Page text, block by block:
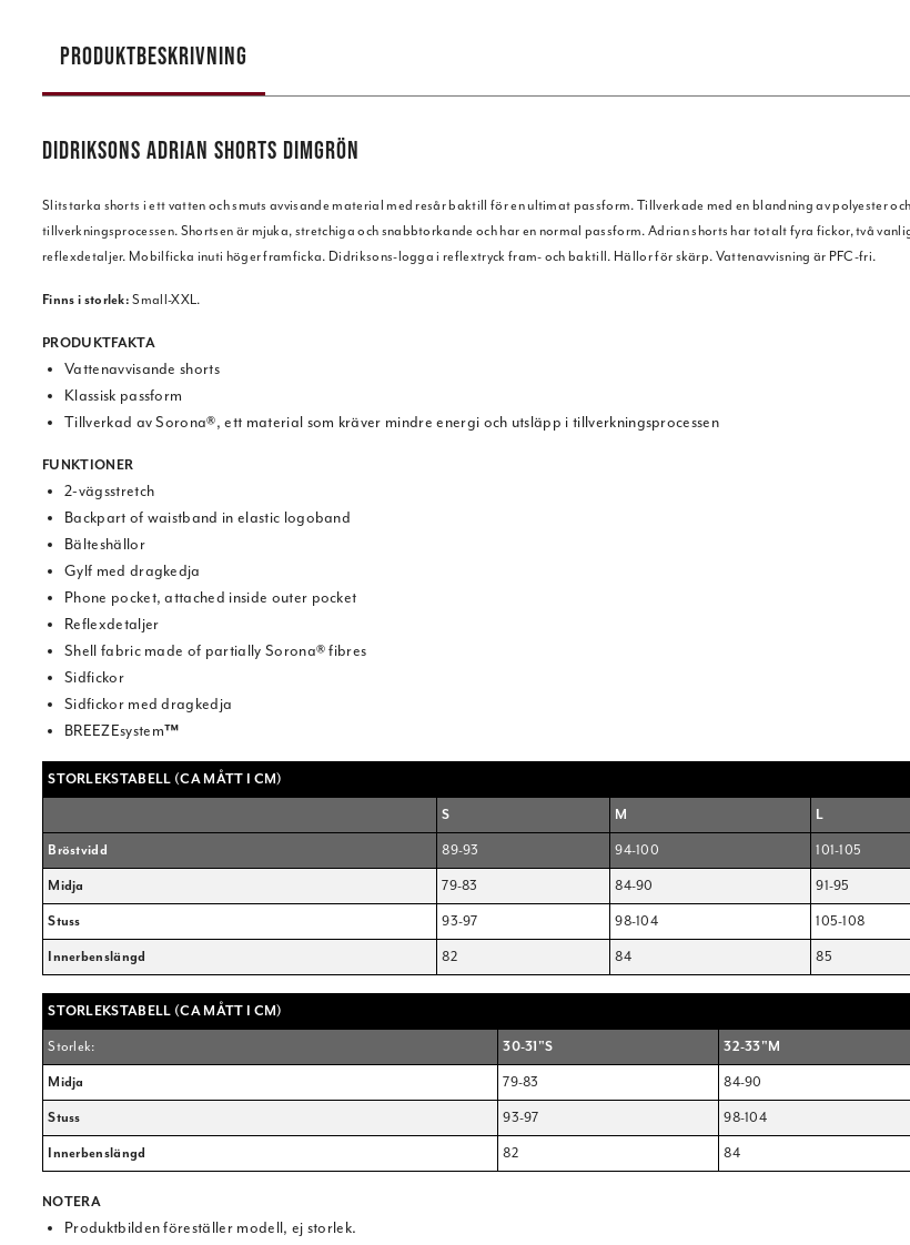
PRODUKTBESKRIVNING
DIDRIKSONS ADRIAN SHORTS DIMGRÖN
Slitstarka shorts i ett vatten och smuts avvisande material med resår baktill för en ultimat passform. Tillverkade med en blandning av polyester
tillverkningsprocessen. Shortsen är mjuka, stretchiga och snabbtorkande och har en normal passform. Adrian shorts har totalt fyra fickor, två
reflexdetaljer. Mobilficka inuti höger framficka. Didriksons-logga i reflextryck fram- och baktill. Hällor för skärp. Vattenavvisning är PFC-fri.
Finns i storlek:Small-XXL.
PRODUKTFAKTA
Vattenavvisande shorts
Klassisk passform
Tillverkad av Sorona®, ett material som kräver mindre energi och utsläpp i tillverkningsprocessen
FUNKTIONER
2-vägsstretch
Backpart of waistband in elastic logoband
Bälteshällor
Gylf med dragkedja
Phone pocket, attached inside outer pocket
Reflexdetaljer
Shell fabric made of partially Sorona® fibres
Sidfickor
Sidfickor med dragkedja
BREEZEsystem™
STORLEKSTABELL (CA MÅTT I CM)
S
M L
Bröstvidd
89-93 94-100 101-105
Midja
79-83 84-90 91-95
Stuss
93-97 98-104 105-108
Innerbenslängd
82 84 85
STORLEKSTABELL (CA MÅTT I CM)
Storlek:
30-31"S 32-33"M
Midja
79-83 84-90
Stuss
93-97 98-104
Innerbenslängd
82 84
NOTERA
Produktbilden föreställer modell, ej storlek.